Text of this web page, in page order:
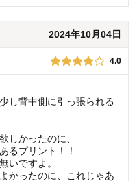
2024年10月04日
4.0
し背中側に引っ張られる
しかったのに、
るプリント！！
いですよ。
かったのに、これじゃあ